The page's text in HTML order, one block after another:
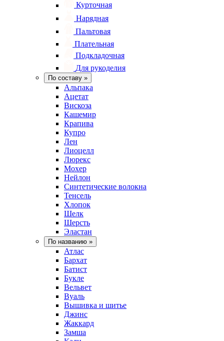
Курточная
Нарядная
Пальтовая
Плательная
Подкладочная
Для рукоделия
По составу »
Альпака
Ацетат
Вискоза
Кашемир
Крапива
Купро
Лен
Лиоцелл
Люрекс
Мохер
Нейлон
Синтетические волокна
Тенсель
Хлопок
Шелк
Шерсть
Эластан
По названию »
Атлас
Бархат
Батист
Букле
Вельвет
Вуаль
Вышивка и шитье
Джинс
Жаккард
Замша